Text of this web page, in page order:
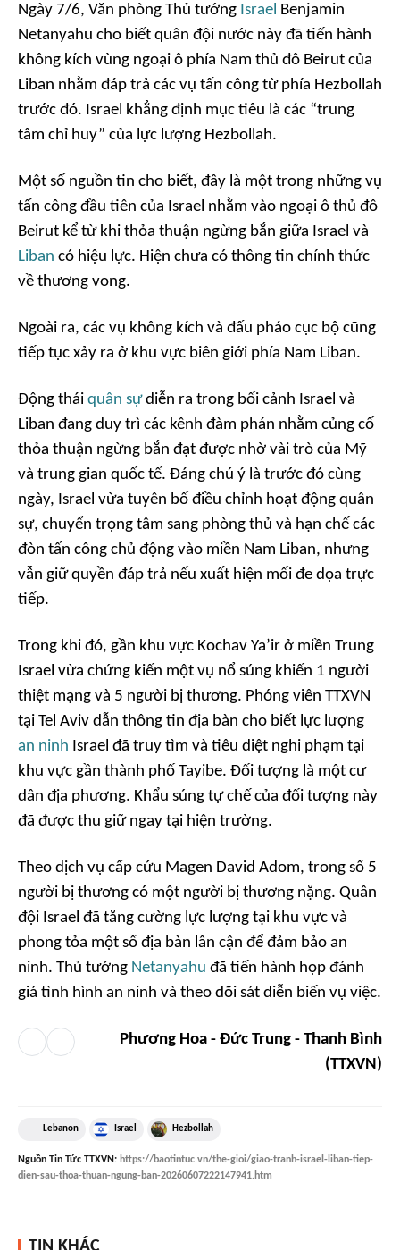
Ngày 7/6, Văn phòng Thủ tướng Israel Benjamin
Netanyahu cho biết quân đội nước này đã tiến hành
không kích vùng ngoại ô phía Nam thủ đô Beirut của
Liban nhằm đáp trả các vụ tấn công từ phía Hezbollah
trước đó. Israel khẳng định mục tiêu là các “trung
tâm chỉ huy” của lực lượng Hezbollah.
Một số nguồn tin cho biết, đây là một trong những vụ
tấn công đầu tiên của Israel nhằm vào ngoại ô thủ đô
Beirut kể từ khi thỏa thuận ngừng bắn giữa Israel và
Liban có hiệu lực. Hiện chưa có thông tin chính thức
về thương vong.
Ngoài ra, các vụ không kích và đấu pháo cục bộ cũng
tiếp tục xảy ra ở khu vực biên giới phía Nam Liban.
Động thái quân sựdiễn ra trong bối cảnh Israel và
Liban đang duy trì các kênh đàm phán nhằm củng cố
thỏa thuận ngừng bắn đạt được nhờ vài trò của Mỹ
và trung gian quốc tế. Đáng chú ý là trước đó cùng
ngày, Israel vừa tuyên bố điều chỉnh hoạt động quân
sự, chuyển trọng tâm sang phòng thủ và hạn chế các
đòn tấn công chủ động vào miền Nam Liban, nhưng
vẫn giữ quyền đáp trả nếu xuất hiện mối đe dọa trực
tiếp.
Trong khi đó, gần khu vực Kochav Ya’ir ở miền Trung
Israel vừa chứng kiến một vụ nổ súng khiến 1 người
thiệt mạng và 5 người bị thương. Phóng viên TTXVN
tại Tel Aviv dẫn thông tin địa bàn cho biết lực lượng
an ninh Israel đã truy tìm và tiêu diệt nghi phạm tại
khu vực gần thành phố Tayibe. Đối tượng là một cư
dân địa phương. Khẩu súng tự chế của đối tượng này
đã được thu giữ ngay tại hiện trường.
Theo dịch vụ cấp cứu Magen David Adom, trong số 5
người bị thương có một người bị thương nặng. Quân
đội Israel đã tăng cường lực lượng tại khu vực và
phong tỏa một số địa bàn lân cận để đảm bảo an
ninh. Thủ tướng Netanyahu đã tiến hành họp đánh
giá tình hình an ninh và theo dõi sát diễn biến vụ việc.
Phương Hoa - Đức Trung - Thanh Bình
(TTXVN)
Lebanon Israel Hezbollah
Nguồn Tin Tức TTXVN: https://baotintuc.vn/the-gioi/giao-tranh-israel-liban-tiep-
dien-sau-thoa-thuan-ngung-ban-20260607222147941.htm
TIN KHÁC